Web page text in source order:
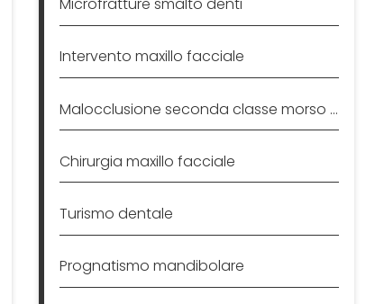
Intervento maxillo facciale
Malocclusione seconda classe morso profondo
Chirurgia maxillo facciale
Turismo dentale
Prognatismo mandibolare